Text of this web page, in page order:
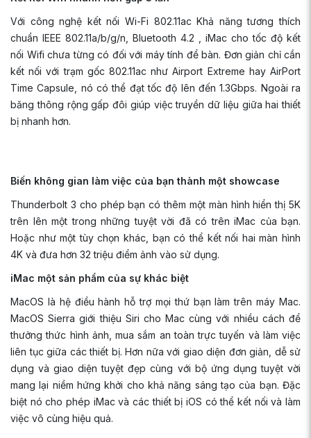
Với công nghệ kết nối Wi-Fi 802.11ac Khả năng tương thích
chuẩn IEEE 802.11a/b/g/n, Bluetooth 4.2 , iMac cho tốc độ kết
nối Wifi chưa từng có đối với máy tính để bàn. Đơn giản chỉ cần
kết nối với trạm gốc 802.11ac như Airport Extreme hay AirPort
Time Capsule, nó có thể đạt tốc độ lên đến 1.3Gbps. Ngoài ra
băng thông rộng gấp đôi giúp việc truyền dữ liệu giữa hai thiết
bị nhanh hơn.
Biến không gian làm việc của bạn thành một showcase
Thunderbolt 3 cho phép bạn có thêm một màn hình hiển thị 5K
trên lên một trong những tuyệt vời đã có trên iMac của bạn.
Hoặc như một tùy chọn khác, bạn có thể kết nối hai màn hình
4K và đưa hơn 32 triệu điểm ảnh vào sử dụng.
iMac một sản phẩm của sự khác biệt
MacOS là hệ điều hành hỗ trợ mọi thứ bạn làm trên máy Mac.
MacOS Sierra giới thiệu Siri cho Mac cùng với nhiều cách để
thưởng thức hình ảnh, mua sắm an toàn trực tuyến và làm việc
liên tục giữa các thiết bị. Hơn nữa với giao diện đơn giản, dễ sử
dụng và giao diện tuyệt đẹp cùng với bộ ứng dụng tuyệt vời
mang lại niềm hứng khởi cho khả năng sáng tạo của bạn. Đặc
biệt nó cho phép iMac và các thiết bị iOS có thể kết nối và làm
việc vô cùng hiệu quả.